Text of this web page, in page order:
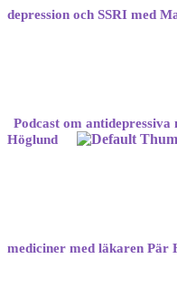
depression och SSRI med
Podcast om
Höglund
mediciner med läkaren Pär